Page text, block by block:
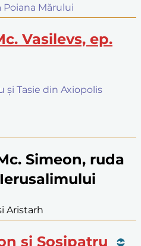
Poiana Mărului
Vasilevs, ep.
și Tasie din Axiopolis
Simeon, ruda
Aristarh
și Sosipatru